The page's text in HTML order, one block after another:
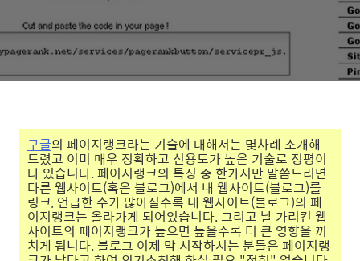
구글의 페이지랭크라는 기술에 대해서는 몇차례 소개해
드렸고 이미 매우 정확하고 신용도가 높은 기술로 정평이
나 있습니다. 페이지랭크의 특징 중 한가지만 말씀드리면
다른 웹사이트(혹은 블로그)에서 내 웹사이트(블로그)를
링크, 언급한 수가 많아질수록 내 웹사이트(블로그)의 페
이지랭크는 올라가게 되어있습니다. 그리고 날 가리킨 웹
사이트의 페이지랭크가 높으면 높을수록 더 큰 영향을 끼
치게 됩니다. 블로그 이제 막 시작하시는 분들은 페이지랭